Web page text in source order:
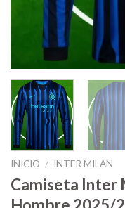
INICIO / INTER MILAN
Camiseta Inter